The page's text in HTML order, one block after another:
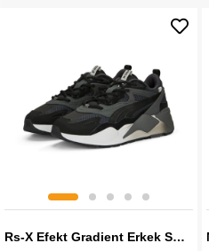
Rs-X Efekt Gradient Erkek Sneaker